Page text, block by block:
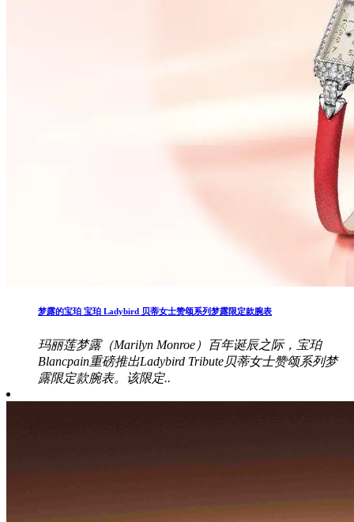
梦露的宝珀 宝珀 Ladybird 贝蒂女士赞颂系列梦露限定款腕表
玛丽莲梦露（Marilyn Monroe）百年诞辰之际，宝珀
Blancpain重磅推出Ladybird Tribute贝蒂女士赞颂系列梦
露限定款腕表。该限定..